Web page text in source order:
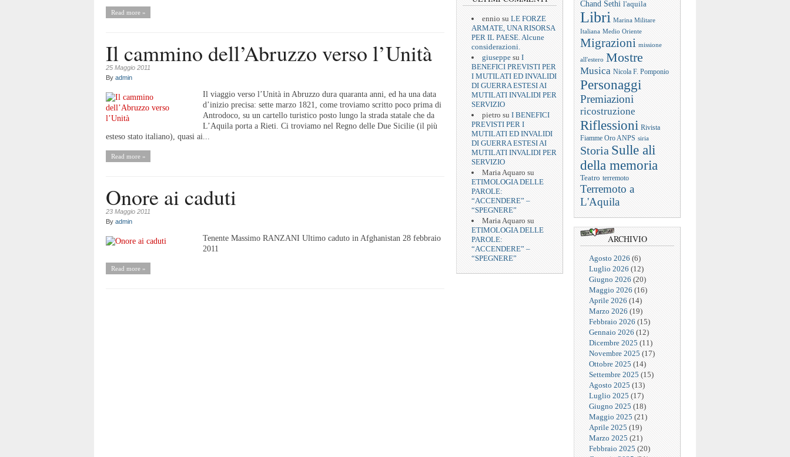
Read more »
Il cammino dell’Abruzzo verso l’Unità
25 Maggio 2011
By admin
Il viaggio verso l’Unità in Abruzzo dura quaranta anni, ed ha una data
d’inizio precisa: sette marzo 1821, come troviamo scritto poco prima di
Antrodoco, su un cartello turistico posto lungo la strada statale che da
L’Aquila porta a Rieti. Ci troviamo nel Regno delle Due Sicilie (il più
esteso stato italiano), quasi ai...
Read more »
Onore ai caduti
23 Maggio 2011
By admin
Tenente Massimo RANZANI Ultimo caduto in Afghanistan 28 febbraio
2011
Read more »
ennio su LE FORZE
ARMATE, UNA RISORSA
PER IL PAESE. Alcune
considerazioni.
giuseppe su I
BENEFICI PREVISTI PER
I MUTILATI ED INVALIDI
DI GUERRA ESTESI AI
MUTILATI INVALIDI PER
SERVIZIO
pietro su I BENEFICI
PREVISTI PER I
MUTILATI ED INVALIDI
DI GUERRA ESTESI AI
MUTILATI INVALIDI PER
SERVIZIO
Maria Aquaro su
ETIMOLOGIA DELLE
PAROLE:
“ACCENDERE” –
“SPEGNERE”
Maria Aquaro su
ETIMOLOGIA DELLE
PAROLE:
“ACCENDERE” –
“SPEGNERE”
Chand Sethi l'aquila
Libri Marina Militare
Italiana Medio Oriente
Migrazioni missione
all'estero Mostre
Musica Nicola F. Pomponio
Personaggi
Premiazioni
ricostruzione
Riflessioni Rivista
Fiamme Oro ANPS siria
Storia Sulle ali
della memoria
Teatro terremoto
Terremoto a
L'Aquila
ARCHIVIO
Agosto 2026 (6)
Luglio 2026 (12)
Giugno 2026 (20)
Maggio 2026 (16)
Aprile 2026 (14)
Marzo 2026 (19)
Febbraio 2026 (15)
Gennaio 2026 (12)
Dicembre 2025 (11)
Novembre 2025 (17)
Ottobre 2025 (14)
Settembre 2025 (15)
Agosto 2025 (13)
Luglio 2025 (17)
Giugno 2025 (18)
Maggio 2025 (21)
Aprile 2025 (19)
Marzo 2025 (21)
Febbraio 2025 (20)